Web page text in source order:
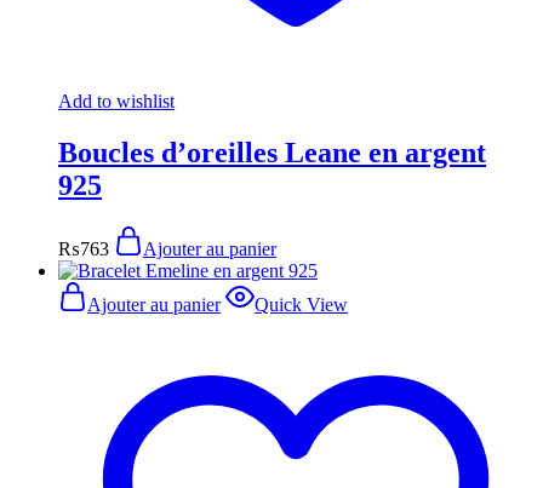
Add to wishlist
Boucles d’oreilles Leane en argent
925
₨763 Ajouter au panier
Ajouter au panier Quick View